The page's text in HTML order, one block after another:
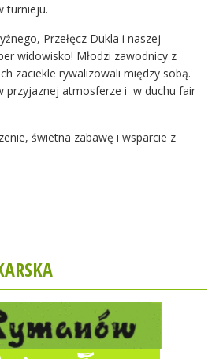
turnieju.
Przełęcz Dukla i naszej
widowisko! Młodzi zawodnicy z
zaciekle rywalizowali między sobą.
przyjaznej atmosferze i w duchu fair
świetna zabawę i wsparcie z